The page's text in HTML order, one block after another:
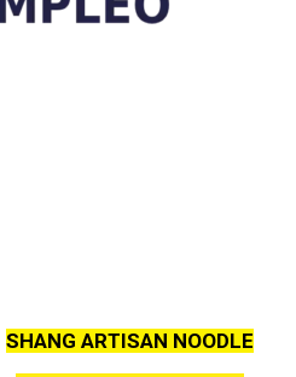
SHANG ARTISAN NOODLE